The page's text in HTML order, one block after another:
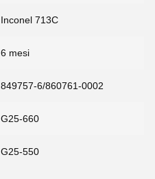
Inconel 713C
6 mesi
849757-6/860761-0002
G25-660
G25-550